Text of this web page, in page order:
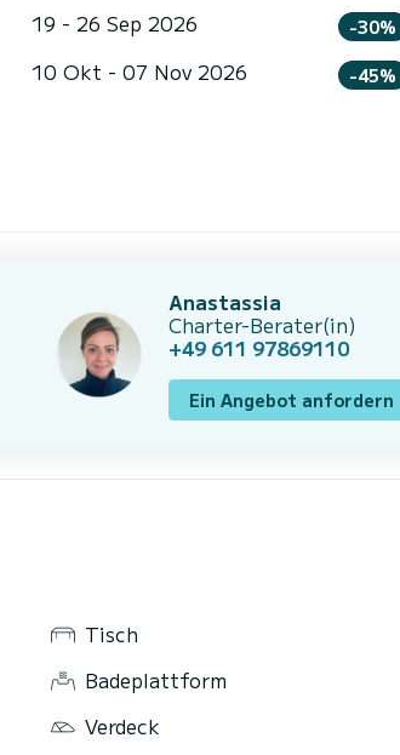
19 - 26 Sep 2026 -30%
10 Okt - 07 Nov 2026 -45%
Anastassia
Charter-Berater(in)
+49 611 97869110
Ein Angebot anfordern
Tisch
Badeplattform
Verdeck